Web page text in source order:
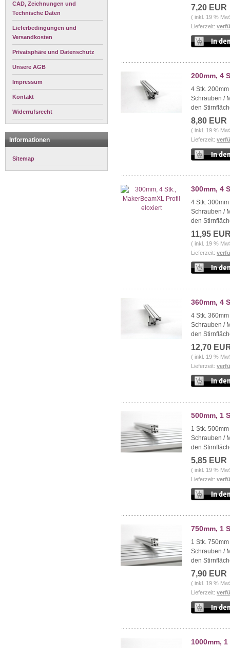
CAD, Zeichnungen und
Technische Daten
Lieferbedingungen und
Versandkosten
Privatsphäre und Datenschutz
Unsere AGB
Impressum
Kontakt
Widerrufsrecht
Informationen
Sitemap
7,20 EUR
( inkl. 19 %
Lieferzeit:
200mm, 4
4 Stk.
Schrauben /
den
8,80 EUR
( inkl. 19 %
Lieferzeit:
300mm, 4
4 Stk.
Schrauben /
den
11,95
( inkl. 19 %
Lieferzeit:
360mm, 4
4 Stk.
Schrauben /
den
12,70
( inkl. 19 %
Lieferzeit:
500mm, 1
1 Stk.
Schrauben /
den
5,85 EUR
( inkl. 19 %
Lieferzeit:
750mm, 1
1 Stk.
Schrauben /
den
7,90 EUR
( inkl. 19 %
Lieferzeit:
1000mm,